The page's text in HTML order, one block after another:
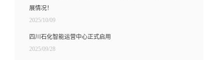
展情况！
2025/10/09
四川石化智能运营中心正式启用
2025/09/28